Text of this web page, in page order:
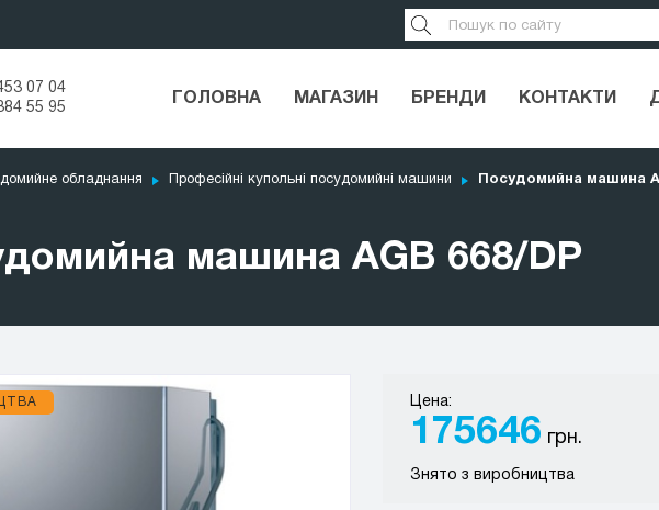
07 04
55 95
ГОЛОВНА МАГАЗИН БРЕНДИ КОНТАКТИ
обладнання Професійні купольні посудомийні машини Посудомийна машина
машина AGB 668/DP
Цена:
175646 грн.
Знято з виробництва